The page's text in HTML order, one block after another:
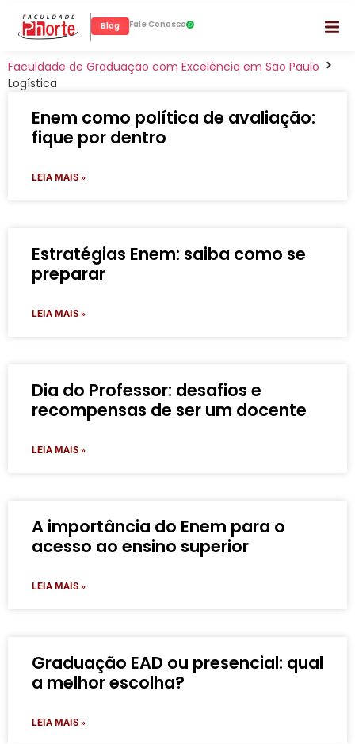
Blog Fale Conosco
Faculdade de Graduação com Excelência em São Paulo
Logística
Enem como política de avaliação:
fique por dentro
LEIA MAIS »
Estratégias Enem: saiba como se
preparar
LEIA MAIS »
Dia do Professor: desafios e
recompensas de ser um docente
LEIA MAIS »
A importância do Enem para o
acesso ao ensino superior
LEIA MAIS »
Graduação EAD ou presencial: qual
a melhor escolha?
LEIA MAIS »